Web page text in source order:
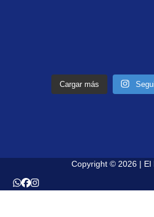
Cargar más
Copyright © 2026 | El